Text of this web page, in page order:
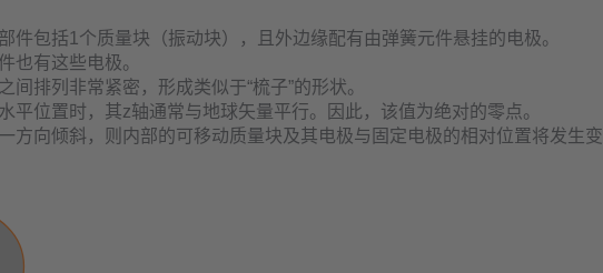
件包括1个质量块（振动块），且外边缘配有由弹簧元件悬挂的电极。
也有这些电极。
间排列非常紧密，形成类似于“梳子”的形状。
平位置时，其z轴通常与地球矢量平行。因此，该值为绝对的零点。
方向倾斜，则内部的可移动质量块及其电极与固定电极的相对位置将发生变